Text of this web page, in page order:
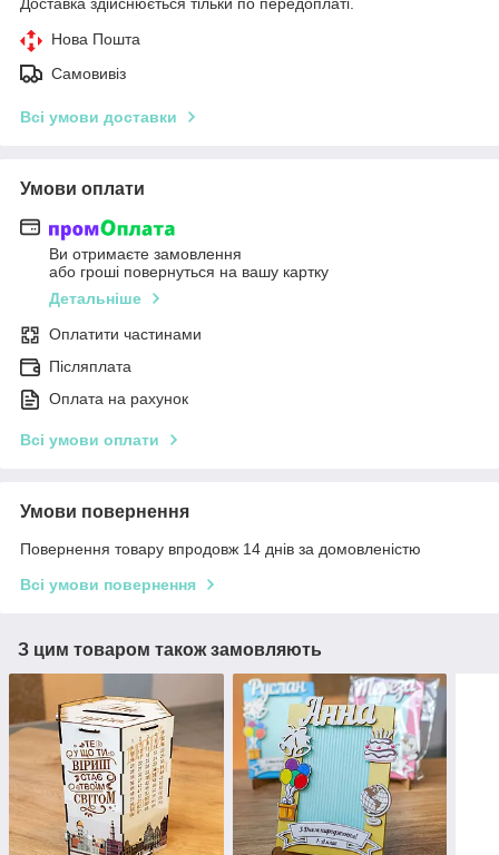
Доставка здійснюється тільки по передоплаті.
Нова Пошта
Самовивіз
Всі умови доставки
Умови оплати
Ви отримаєте замовлення
або гроші повернуться на вашу картку
Детальніше
Оплатити частинами
Післяплата
Оплата на рахунок
Всі умови оплати
Умови повернення
Повернення товару впродовж 14 днів за домовленістю
Всі умови повернення
З цим товаром також замовляють